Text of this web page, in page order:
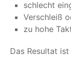
schlecht
Verschleiß
zu hohe
Das Resultat